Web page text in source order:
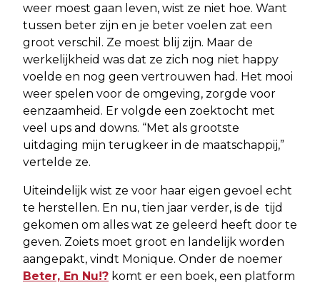
weer moest gaan leven, wist ze niet hoe. Want
tussen beter zijn en je beter voelen zat een
groot verschil. Ze moest blij zijn. Maar de
werkelijkheid was dat ze zich nog niet happy
voelde en nog geen vertrouwen had. Het mooi
weer spelen voor de omgeving, zorgde voor
eenzaamheid. Er volgde een zoektocht met
veel ups and downs. “Met als grootste
uitdaging mijn terugkeer in de maatschappij,”
vertelde ze.
Uiteindelijk wist ze voor haar eigen gevoel echt
te herstellen. En nu, tien jaar verder, is de tijd
gekomen om alles wat ze geleerd heeft door te
geven. Zoiets moet groot en landelijk worden
aangepakt, vindt Monique. Onder de noemer
Beter, En Nu!? komt er een boek, een platform